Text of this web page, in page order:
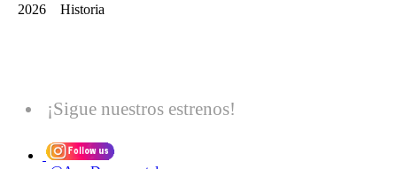
2026 Historia
¡Sigue nuestros estrenos!